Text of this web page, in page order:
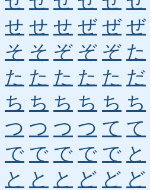
せ せ せ ぜ ぜ ぜ
そ そ ぞ ぞ ぞ た
た た た た た だ
ち ち ち ち ち ち
つ つ つ つ て て
で で で で で と
と と と ど ど ど